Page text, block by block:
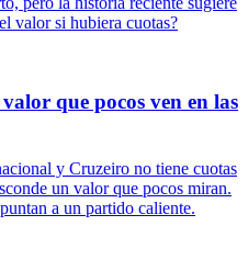
valor si hubiera cuotas?
que pocos ven en las
y Cruzeiro no tiene cuotas
un valor que pocos miran.
a un partido caliente.